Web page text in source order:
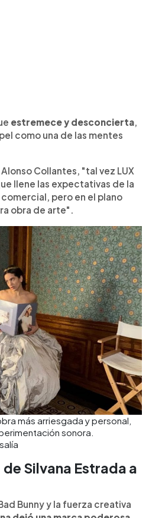
estremece y desconcierta
como una de las mentes
Collantes, "tal vez LUX
llene las expectativas de la
pero en el plano
obra de arte".
más arriesgada y personal,
sonora.
Silvana Estrada a
Bunny y la fuerza creativa